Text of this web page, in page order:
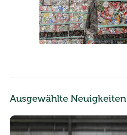
Ausgewählte Neuigkeiten